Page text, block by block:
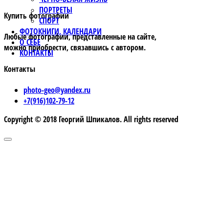
ПОРТРЕТЫ
СПОРТ
ФОТОКНИГИ, КАЛЕНДАРИ
О СЕБЕ
КОНТАКТЫ
Купить фотографии
Любые фотографии, представленные на сайте,
можно приобрести, связавшись с автором.
Контакты
photo-geo@yandex.ru
+7(916)102-79-12
Copyright © 2018 Георгий Шпикалов. All rights reserved